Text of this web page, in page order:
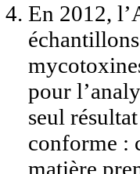
En 2012,
pour
seul
conforme :
matière